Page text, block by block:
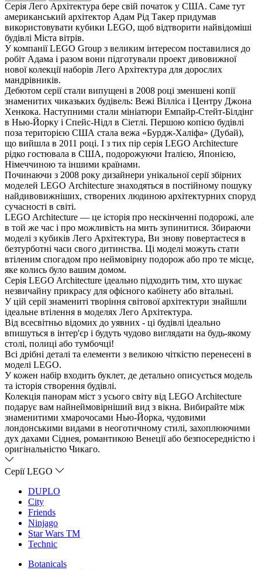
Серія Лего Архітектура бере свій початок у США. Саме тут
американський архітектор Адам Рід Такер придума
икористовувати кубики LEGO, щоб відтворити найвідоміші
удівлі Міста вітрів.
У компанії LEGO Group з великим інтересом поставилися до
робіт Адама і разом вони підготували проект дивовижної
нової колекції наборів Лего Архітектура для дорослих
мандрівників.
Дебютом серії стали випущені в 2008 році зменшені копії
знаменитих чиказьких будівель: Вежі Вілліса і Центру Джона
Хенкока. Наступними стали мініатюри Емпайр-Стейт-Білдін
Нью-Йорку і Спейс-Нідл в Сіетлі. Першою копією будівлі
поза територією США стала вежа «Бурдж-Халіфа» (Дубай),
що вийшла в 2011 році. І з тих пір серія LEGO Architecture
рідко гостювала в США, подорожуючи Італією, Японією,
Німеччиною та іншими країнами.
Починаючи з 2008 року дизайнери унікальної серії збірних
моделей LEGO Architecture знаходяться в постійному пошуку
найдивовижніших, створених людиною архітектурних споруд
сучасності в світі.
LEGO Architecture — це історія про нескінченні подорожі, але
той же час і про можливість на мить зупинитися. Збираючи
моделі з кубиків Лего Архітектура, Ви знову повертаєтеся
езтурботні часи свого дитинства. Ці моделі можуть стати
тіленим спогадом про неймовірну подорож або про те місце,
яке колись було вашим домом.
Серія LEGO Architecture ідеально підходить тим, хто шукає
незвичайну прикрасу для офісного кабінету або вітальні.
У цій серії знамениті творіння світової архітектури знайшли
ідеальне втілення в моделях Лего Архітектура.
ід всесвітньо відомих до уявних - ці будівлі ідеально
пишуться в інтер'єр і будуть чудово виглядати на будь-якому
столі, полиці або тумбочці!
сі дрібні деталі та елементи з великою чіткістю перенесені
моделі LEGO.
У кожен набір входить буклет, де детально описується модель
та історія створення будівлі.
Колекція панорам міст з усього світу від LEGO Architecture
подарує вам найнеймовірніший вид з вікна. Вибирайте між
знаменитими хмарочосами Нью-Йорка, чудовими
лондонськими видами в неоготичному стилі, захоплюючими
дух дахами Сіднея, романтикою Венеції або безпосередністю і
оригінальністю Чикаго.
Серії LEGO
DUPLO
City
Friends
Ninjago
Star Wars TM
Technic
Botanicals